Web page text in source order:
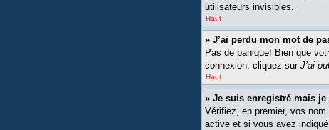
utilisateurs invisibles.
Haut
» J’ai perdu mon mot de
Pas de panique! Bien que
connexion, cliquez sur J’ai
Haut
» Je suis enregistré mais
Vérifiez, en premier, vos
active et si vous avez